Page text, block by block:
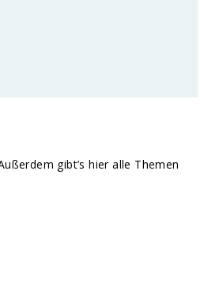
gibt’s hier alle Themen